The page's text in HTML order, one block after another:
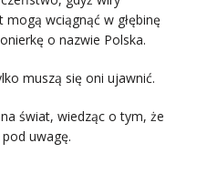
wciągnąć w głębinę
o nazwie Polska.
muszą się oni ujawnić.
świat, wiedząc o tym, że
uwagę.